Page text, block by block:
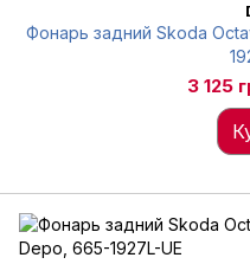
Фонарь задний Skoda
3 125